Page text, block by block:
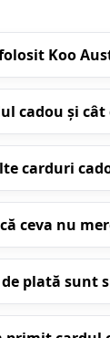
Koo
cadou și
carduri
ceva nu
plată sunt